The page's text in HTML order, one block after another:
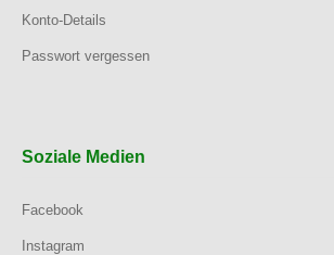
Konto-Details
Passwort vergessen
Soziale Medien
Facebook
Instagram